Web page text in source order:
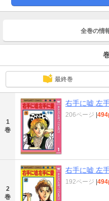
全巻の情
最終巻
1
巻
右手に嘘 左
206ページ
2
巻
右手に嘘 左
192ページ